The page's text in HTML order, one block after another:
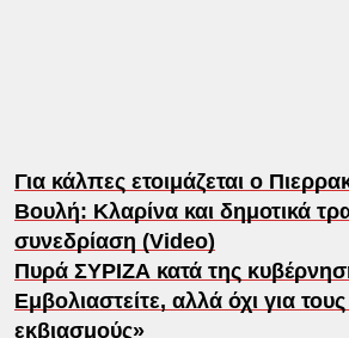
Για κάλπες ετοιμάζεται ο
Βουλή: Κλαρίνα και δημοτικά
συνεδρίαση (Video)
Πυρά ΣΥΡΙΖΑ κατά της
Εμβολιαστείτε, αλλά όχι για
εκβιασμούς»